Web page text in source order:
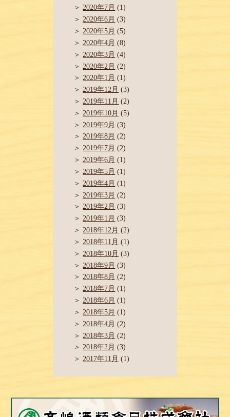
2020年7月 (1)
2020年6月 (3)
2020年5月 (5)
2020年4月 (8)
2020年3月 (4)
2020年2月 (2)
2020年1月 (1)
2019年12月 (3)
2019年11月 (2)
2019年10月 (5)
2019年9月 (3)
2019年8月 (2)
2019年7月 (2)
2019年6月 (1)
2019年5月 (1)
2019年4月 (1)
2019年3月 (2)
2019年2月 (3)
2019年1月 (3)
2018年12月 (2)
2018年11月 (1)
2018年10月 (3)
2018年9月 (3)
2018年8月 (2)
2018年7月 (1)
2018年6月 (1)
2018年5月 (1)
2018年4月 (2)
2018年3月 (2)
2018年2月 (3)
2017年11月 (1)